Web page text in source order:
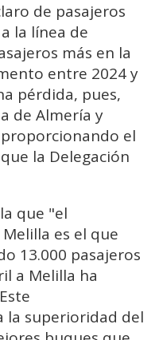
de pasajeros
la línea de
más en la
entre 2024 y
pérdida, pues,
de Almería y
el
la Delegación
que "el
es el que
13.000 pasajeros
a Melilla ha
la superioridad del